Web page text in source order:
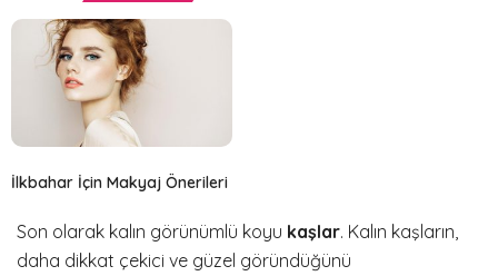
İlkbahar İçin Makyaj Önerileri
Son olarak kalın görünümlü koyu kaşlar. Kalın kaşların,
daha dikkat çekici ve güzel göründüğünü